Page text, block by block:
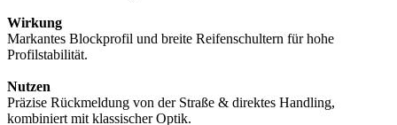
Wirkung
Markantes Blockprofil und breite Reifenschultern für hohe
Profilstabilität.
Nutzen
Präzise Rückmeldung von der Straße & direktes Handling,
kombiniert mit klassischer Optik.